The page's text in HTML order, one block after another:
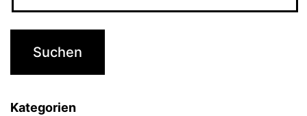
Kategorien